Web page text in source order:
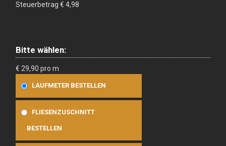
Steuerbetrag€ 4,98
Bitte wählen:
€ 29,90 pro m
LAUFMETER BESTELLEN
FLIESENZUSCHNITT
BESTELLEN